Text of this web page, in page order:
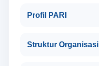
Profil PARI
Struktur Organisasi